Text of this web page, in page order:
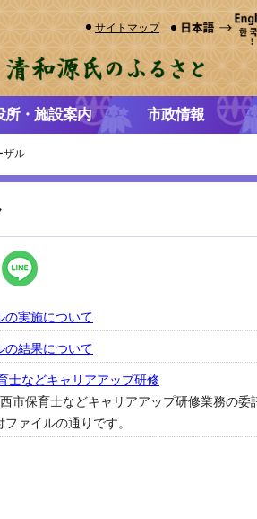
サイトマップ
所・施設案内 市政情報
ザル
の実施について
の結果について
士などキャリアアップ研修
市保育士などキャリアアップ研修業務の委
ァイルの通りです。